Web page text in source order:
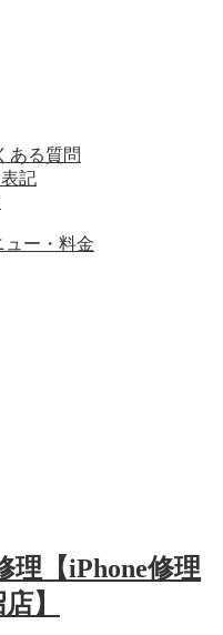
ある質問
記
ュー・料金
理【iPhone修理
】